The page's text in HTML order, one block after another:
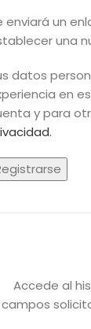
enviará un
una
datos
en
y para
Accede al
campos